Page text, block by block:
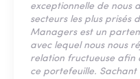
exceptionnelle de nous
secteurs les plus prisés
Managers est un
avec lequel nous nous
relation fructueuse afin
ce portefeuille.